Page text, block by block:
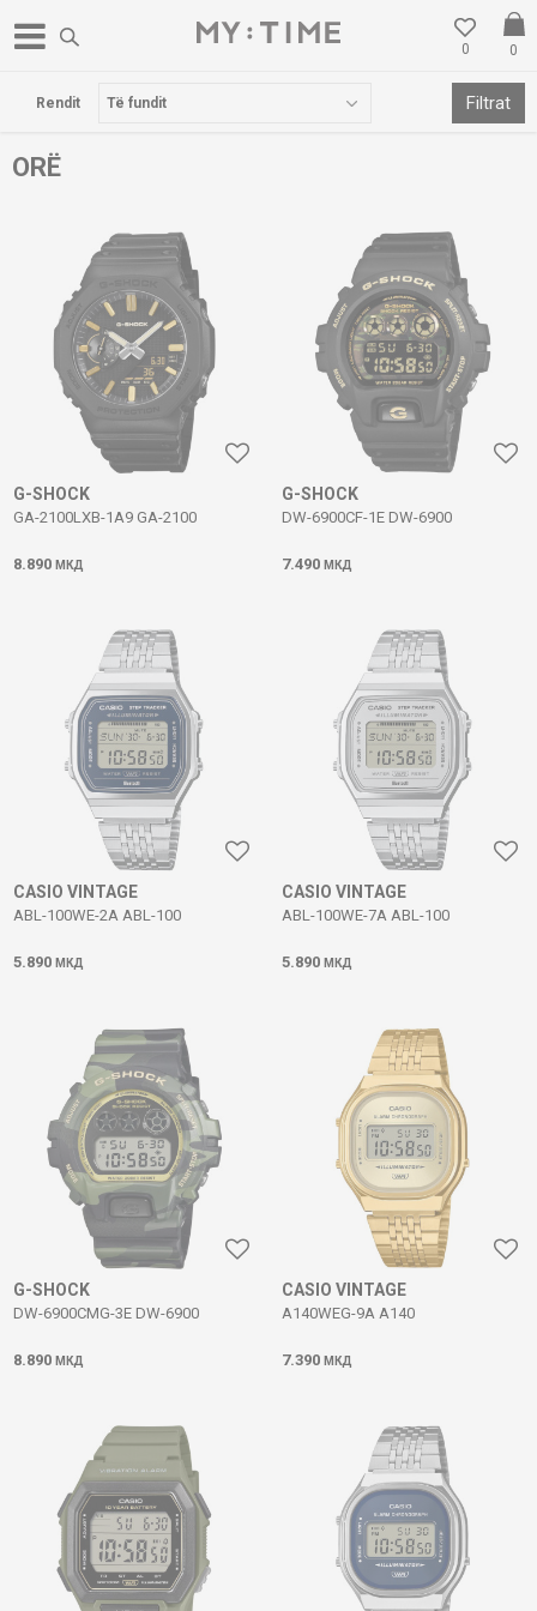
0
0
FALAS PËR BLERJE MBI 3000 DENARË
ORË
Rendit Filtrat
G-SHOCK
GA-2100LXB-1A9 GA-2100
8.890 МКД
G-SHOCK
DW-6900CF-1E DW-6900
7.490 МКД
CASIO VINTAGE
ABL-100WE-2A ABL-100
5.890 МКД
CASIO VINTAGE
ABL-100WE-7A ABL-100
5.890 МКД
G-SHOCK
DW-6900CMG-3E DW-6900
8.890 МКД
CASIO VINTAGE
A140WEG-9A A140
7.390 МКД